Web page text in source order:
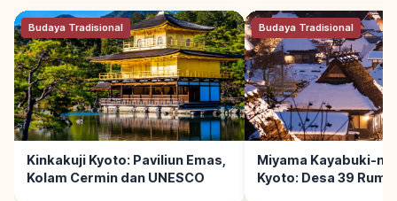
Budaya Tradisional
Kinkakuji Kyoto: Paviliun Emas,
Kolam Cermin dan UNESCO
Budaya Tradisional
Miyama Kayabuki-
Kyoto: Desa 39